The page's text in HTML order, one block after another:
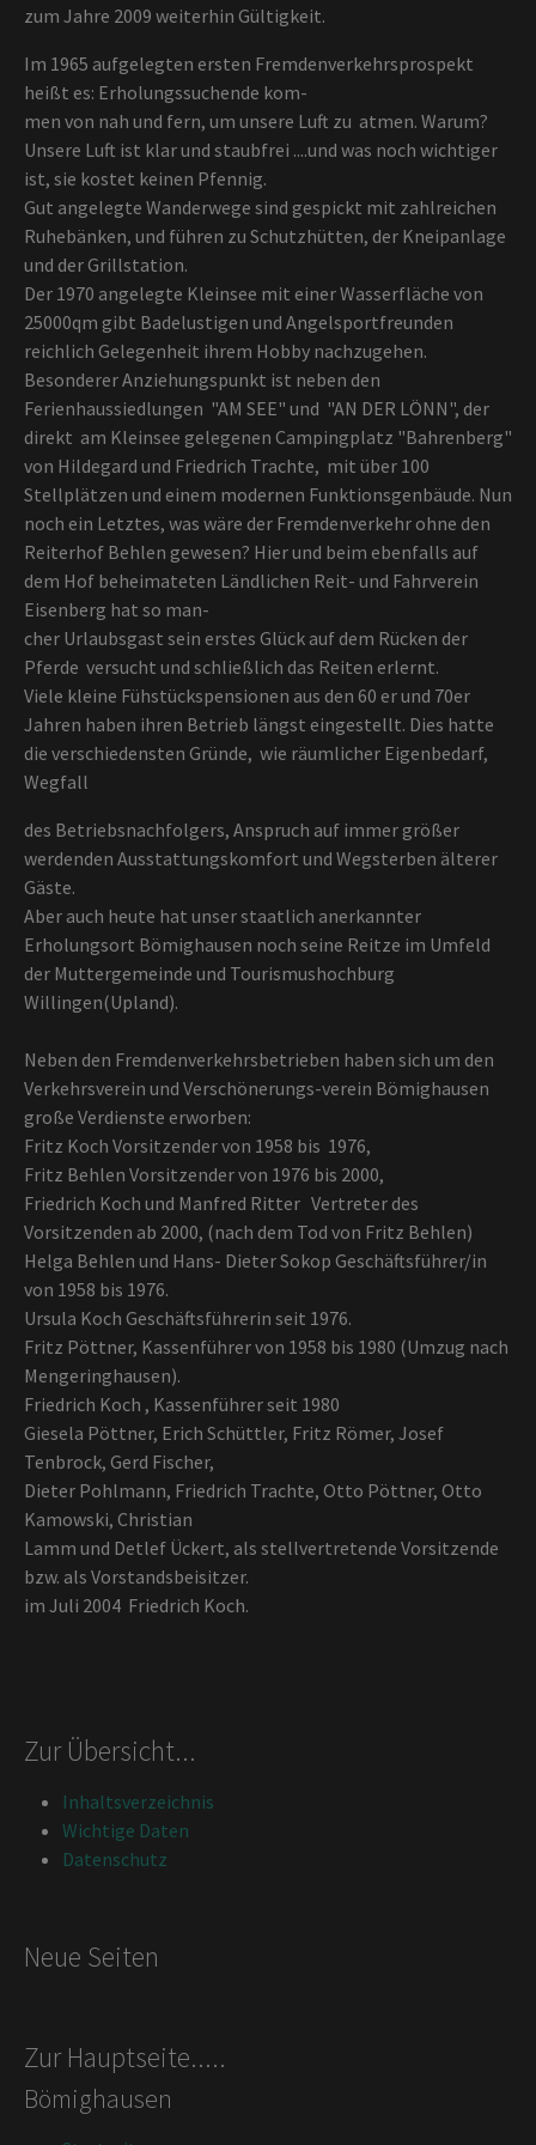
zum Jahre 2009 weiterhin Gültigkeit.
Im 1965 aufgelegten ersten Fremdenverkehrsprospekt
heißt es: Erholungssuchende kom-
men von nah und fern, um unsere Luft zu atmen. Warum?
Unsere Luft ist klar und staubfrei ....und was noch wichtiger
ist, sie kostet keinen Pfennig.
Gut angelegte Wanderwege sind gespickt mit zahlreichen
Ruhebänken, und führen zu Schutzhütten, der Kneipanlage
und der Grillstation.
Der 1970 angelegte Kleinsee mit einer Wasserfläche von
25000qm gibt Badelustigen und Angelsportfreunden
reichlich Gelegenheit ihrem Hobby nachzugehen.
Besonderer Anziehungspunkt ist neben den
Ferienhaussiedlungen "AM SEE" und "AN DER LÖNN", der
direkt am Kleinsee gelegenen Campingplatz "Bahrenberg"
von Hildegard und Friedrich Trachte, mit über 100
Stellplätzen und einem modernen Funktionsgenbäude. Nun
noch ein Letztes, was wäre der Fremdenverkehr ohne den
Reiterhof Behlen gewesen? Hier und beim ebenfalls auf
dem Hof beheimateten Ländlichen Reit- und Fahrverein
Eisenberg hat so man-
cher Urlaubsgast sein erstes Glück auf dem Rücken der
Pferde versucht und schließlich das Reiten erlernt.
Viele kleine Fühstückspensionen aus den 60 er und 70er
Jahren haben ihren Betrieb längst eingestellt. Dies hatte
die verschiedensten Gründe, wie räumlicher Eigenbedarf,
Wegfall
des Betriebsnachfolgers, Anspruch auf immer größer
werdenden Ausstattungskomfort und Wegsterben älterer
Gäste.
Aber auch heute hat unser staatlich anerkannter
Erholungsort Bömighausen noch seine Reitze im Umfeld
der Muttergemeinde und Tourismushochburg
Willingen(Upland).
Neben den Fremdenverkehrsbetrieben haben sich um den
Verkehrsverein und Verschönerungs-verein Bömighausen
große Verdienste erworben:
Fritz Koch Vorsitzender von 1958 bis 1976,
Fritz Behlen Vorsitzender von 1976 bis 2000,
Friedrich Koch und Manfred Ritter Vertreter des
Vorsitzenden ab 2000, (nach dem Tod von Fritz Behlen)
Helga Behlen und Hans- Dieter Sokop Geschäftsführer/in
von 1958 bis 1976.
Ursula Koch Geschäftsführerin seit 1976.
Fritz Pöttner, Kassenführer von 1958 bis 1980 (Umzug nach
Mengeringhausen).
Friedrich Koch , Kassenführer seit 1980
Giesela Pöttner, Erich Schüttler, Fritz Römer, Josef
Tenbrock, Gerd Fischer,
Dieter Pohlmann, Friedrich Trachte, Otto Pöttner, Otto
Kamowski, Christian
Lamm und Detlef Ückert, als stellvertretende Vorsitzende
bzw. als Vorstandsbeisitzer.
im Juli 2004 Friedrich Koch.
Zur Übersicht...
Inhaltsverzeichnis
Wichtige Daten
Datenschutz
Neue Seiten
Zur Hauptseite.....
Bömighausen